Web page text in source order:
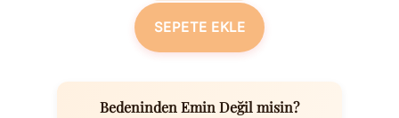
SEPETE EKLE
Bedeninden Emin Değil misin?